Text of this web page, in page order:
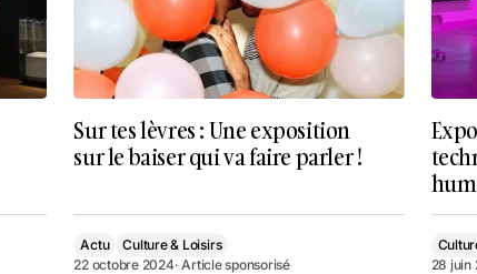
Sur tes lèvres : Une exposition
sur le baiser qui va faire parler !
Actu
Culture & Loisirs
22 octobre 2024· Article sponsorisé
28 juin